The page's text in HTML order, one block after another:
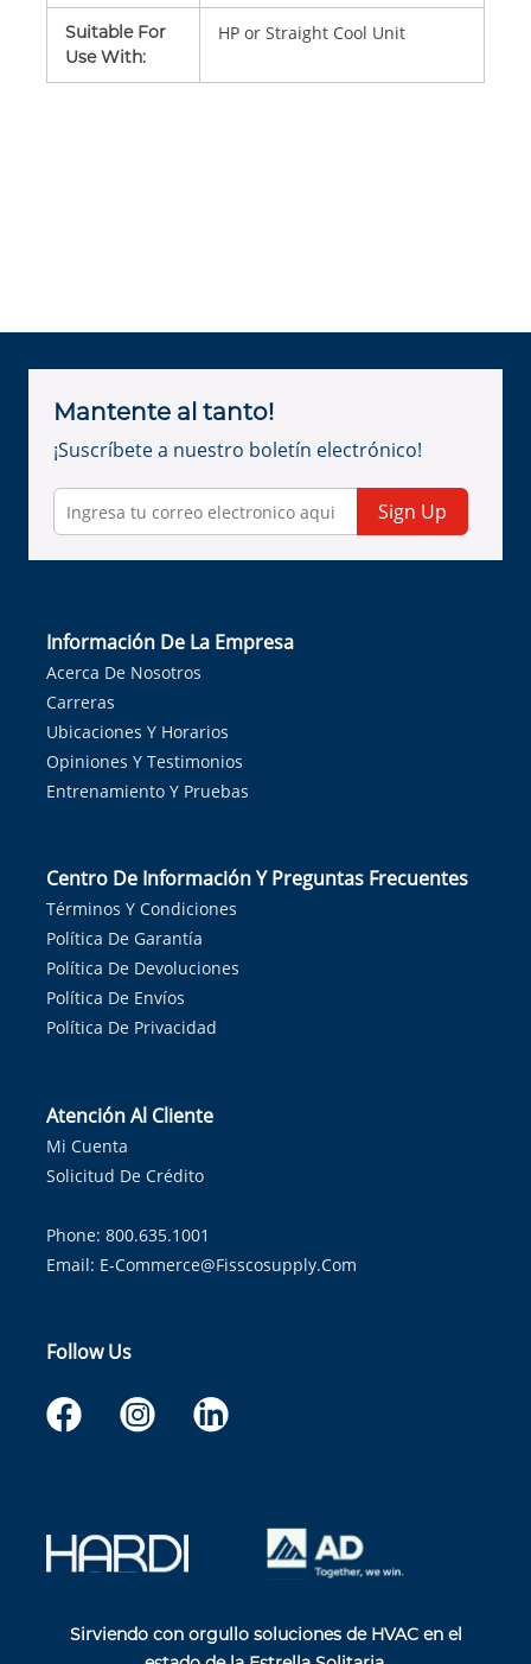
Suitable For
Use With:
HP or Straight Cool Unit
Mantente al tanto!
¡Suscríbete a nuestro boletín electrónico!
Sign Up
Información De La Empresa
Acerca De Nosotros
Carreras
Ubicaciones Y Horarios
Opiniones Y Testimonios
Entrenamiento Y Pruebas
Centro De Información Y Preguntas Frecuentes
Términos Y Condiciones
Política De Garantía
Política De Devoluciones
Política De Envíos
Política De Privacidad
Atención Al Cliente
Mi Cuenta
Solicitud De Crédito
Phone: 800.635.1001
Email: E-Commerce@fisscosupply.com
Follow Us
Sirviendo con orgullo soluciones de HVAC en el